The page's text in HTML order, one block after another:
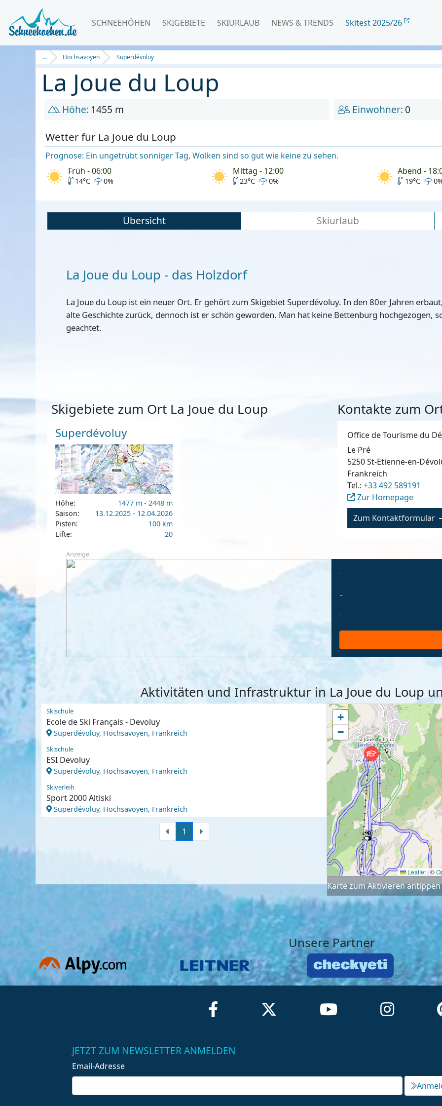
SCHNEEHÖHEN SKIGEBIETE SKIURLAUB NEWS & TRENDS Skitest 2025/26
... Hochsavoyen Superdévoluy
La Joue du Loup
Höhe: 1455 m Einwohner: 0
Wetter für La Joue du Loup
Prognose: Ein ungetrübt sonniger Tag, Wolken sind so gut wie keine zu sehen.
Früh - 06:00
14°C 0%
Mittag - 12:00
23°C 0%
Abend -
19°C
Übersicht Skiurlaub
La Joue du Loup - das Holzdorf
La Joue du Loup ist ein neuer Ort. Er gehört zum Skigebiet Superdévoluy. In den 80er Jahren
alte Geschichte zurück, dennoch ist er schön geworden. Man hat keine Bettenburg hochgezogen,
geachtet.
Skigebiete zum Ort La Joue du Loup
Superdévoluy
Höhe:
1477 m - 2448 m
Saison:
13.12.2025 - 12.04.2026
Pisten:
100 km
Lifte:
20
Kontakte zum
Office de Tourisme du
Le Pré
5250St-Etienne-en-
Frankreich
Tel.: +33 492 589191
Zur Homepage
Zum Kontaktformular
Anzeige
-
-
-
Aktivitäten und Infrastruktur in La Joue du Loup
Skischule
Ecole de Ski Français - Devoluy
Superdévoluy, Hochsavoyen, Frankreich
Skischule
ESI Devoluy
Superdévoluy, Hochsavoyen, Frankreich
Skiverleih
Sport 2000 Altiski
Superdévoluy, Hochsavoyen, Frankreich
1
+
−
Leaflet |©
Karte zum Aktivieren antippen
Unsere Partner
JETZT ZUM NEWSLETTER ANMELDEN
Email-Adresse